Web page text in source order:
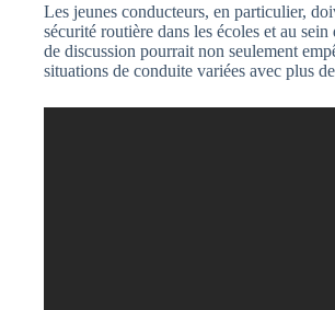
Les jeunes conducteurs, en particulier,
sécurité routière dans les écoles et au
de discussion pourrait non seulement
situations de conduite variées avec plus